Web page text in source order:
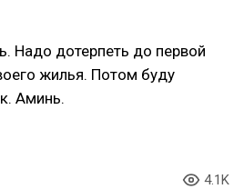
Надо дотерпеть до первой
жилья. Потом буду
Аминь.
4.1K